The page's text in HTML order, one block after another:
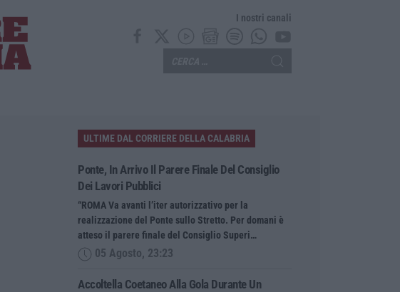
I nostri canali
ULTIME DAL CORRIERE DELLA CALABRIA
Ponte, In Arrivo Il Parere Finale Del Consiglio
Dei Lavori Pubblici
“ROMA Va avanti l’iter autorizzativo per la
realizzazione del Ponte sullo Stretto. Per domani è
atteso il parere finale del Consiglio Superi…
05 Agosto, 23:23
Accoltella Coetaneo Alla Gola Durante Un